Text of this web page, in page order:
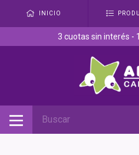
INICIO
3 cuotas sin interés -